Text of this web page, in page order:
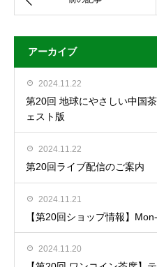
アーカイブ
2024.11.22
第20回 地球にやさしい中国
ェスト版
2024.11.22
第20回ライブ配信のご案内
2024.11.21
【第20回ショップ情報】
2024.11.20